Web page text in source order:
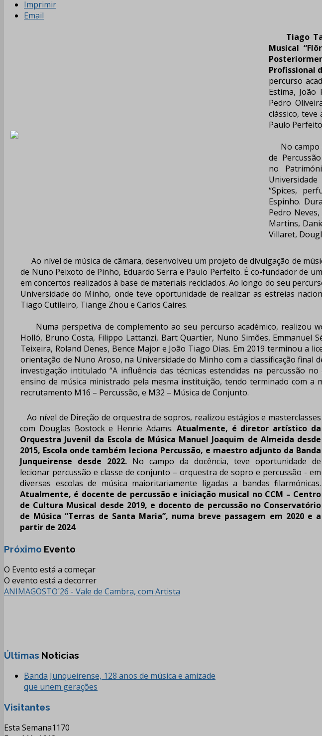
Imprimir
Email
Tiago
Musical
Profissional
percurso
Estima, João
Pedro
clássico, teve
Paulo
No campo
de
no
“Spices,
Espinho.
Pedro
Martins,
Villaret,
Ao nível de música de câmara, desenvolveu um projeto de divulgação de
de Nuno Peixoto de Pinho, Eduardo Serra e Paulo Perfeito. É co-fundador de
em concertos realizados à base de materiais reciclados. Ao longo do seu
Universidade do Minho, onde teve oportunidade de realizar as estreias
Tiago Cutileiro, Tiange Zhou e Carlos Caires.
Numa perspetiva de complemento ao seu percurso académico, realizou
Holló, Bruno Costa, Filippo Lattanzi, Bart Quartier, Nuno Simões, Emmanuel
Teixeira, Roland Denes, Bence Major e João Tiago Dias. Em 2019 terminou a
orientação de Nuno Aroso, na Universidade do Minho com a classificação
investigação intitulado “A influência das técnicas estendidas na percussão
ensino de música ministrado pela mesma instituição, tendo terminado com
recrutamento M16 – Percussão, e M32 – Música de Conjunto.
Ao nível de Direção de orquestra de sopros, realizou estágios e masterclasses
com Douglas Bostock e Henrie Adams. Atualmente, é diretor artístico da
Orquestra Juvenil da Escola de Música Manuel Joaquim de Almeida desde
2015, Escola onde também leciona Percussão, e maestro adjunto da Banda
Junqueirense desde 2022. No campo da docência, teve oportunidade de
lecionar percussão e classe de conjunto – orquestra de sopro e percussão - em
diversas escolas de música maioritariamente ligadas a bandas filarmónicas.
Atualmente, é docente de percussão e iniciação musical no CCM – Centro
de Cultura Musical desde 2019, e docento de percussão no Conservatório
de Música “Terras de Santa Maria”, numa breve passagem em 2020 e a
partir de 2024.
Próximo Evento
O Evento está a começar
O evento está a decorrer
ANIMAGOSTO´26 - Vale de Cambra, com Artista
Últimas Notícias
Banda Junqueirense, 128 anos de música e amizade
que unem gerações
Visitantes
Esta Semana1170